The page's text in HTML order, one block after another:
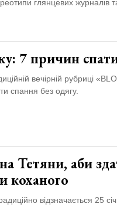
глянцевих
7 причин
вечірній рубриці
спання без одягу.
Тетяни, аби
коханого
відзначається 25